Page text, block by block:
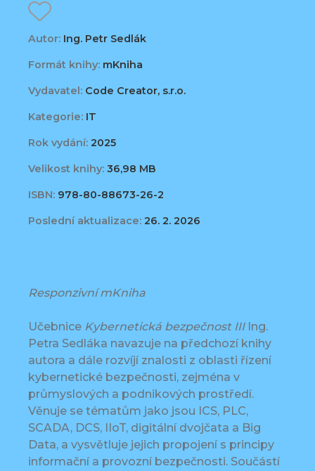
Autor: Ing. Petr Sedlák
Formát knihy: mKniha
Vydavatel: Code Creator, s.r.o.
Kategorie: IT
Rok vydání: 2025
Velikost knihy: 36,98 MB
ISBN: 978-80-88673-26-2
Poslední aktualizace: 26. 2. 2026
Responzivní mKniha
Učebnice Kybernetická bezpečnost III Ing.
Petra Sedláka navazuje na předchozí knihy
autora a dále rozvíjí znalosti z oblasti řízení
kybernetické bezpečnosti, zejména v
průmyslových a podnikových prostředí.
Věnuje se tématům jako jsou ICS, PLC,
SCADA, DCS, IIoT, digitální dvojčata a Big
Data, a vysvětluje jejich propojení s principy
informační a provozní bezpečnosti. Součástí